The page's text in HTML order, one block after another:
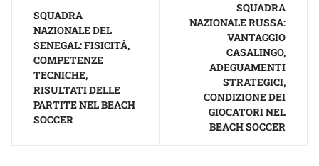
navigation
SQUADRA
NAZIONALE DEL
SENEGAL: FISICITÀ,
COMPETENZE
TECNICHE,
RISULTATI DELLE
PARTITE NEL BEACH
SOCCER
SQUADRA
NAZIONALE RUSSA:
VANTAGGIO
CASALINGO,
ADEGUAMENTI
STRATEGICI,
CONDIZIONE DEI
GIOCATORI NEL
BEACH SOCCER